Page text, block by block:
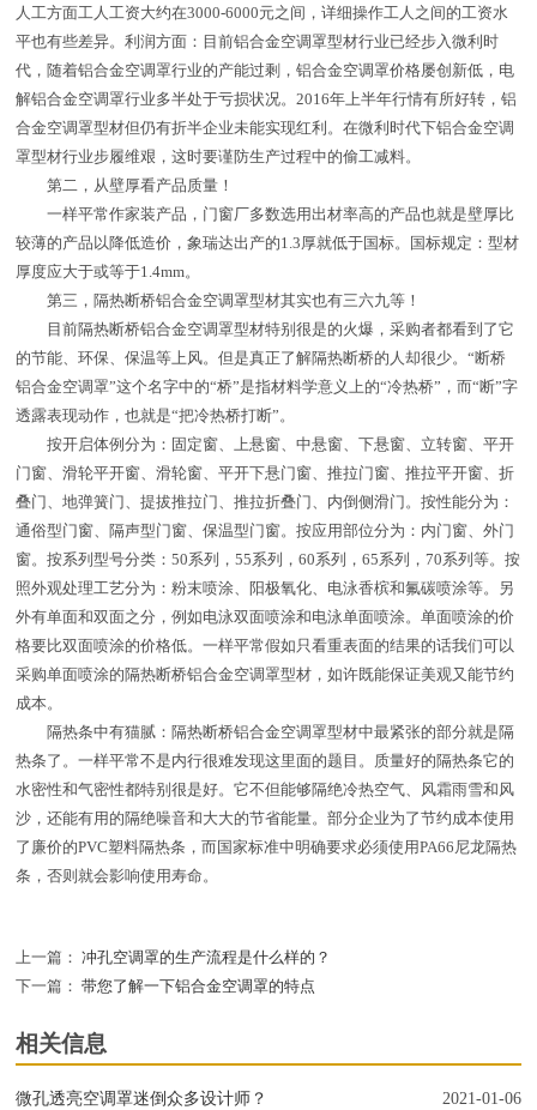
人工方面工人工资大约在3000-6000元之间，详细操作工人之间的工资水
平也有些差异。利润方面：目前铝合金空调罩型材行业已经步入微利时
代，随着铝合金空调罩行业的产能过剩，铝合金空调罩价格屡创新低，电
解铝合金空调罩行业多半处于亏损状况。2016年上半年行情有所好转，铝
合金空调罩型材但仍有折半企业未能实现红利。在微利时代下铝合金空调
罩型材行业步履维艰，这时要谨防生产过程中的偷工减料。
第二，从壁厚看产品质量！
一样平常作家装产品，门窗厂多数选用出材率高的产品也就是壁厚比
较薄的产品以降低造价，象瑞达出产的1.3厚就低于国标。国标规定：型材
厚度应大于或等于1.4mm。
第三，隔热断桥铝合金空调罩型材其实也有三六九等！
目前隔热断桥铝合金空调罩型材特别很是的火爆，采购者都看到了它
的节能、环保、保温等上风。但是真正了解隔热断桥的人却很少。“断桥
铝合金空调罩”这个名字中的“桥”是指材料学意义上的“冷热桥”，而“断”字
透露表现动作，也就是“把冷热桥打断”。
按开启体例分为：固定窗、上悬窗、中悬窗、下悬窗、立转窗、平开
门窗、滑轮平开窗、滑轮窗、平开下悬门窗、推拉门窗、推拉平开窗、折
叠门、地弹簧门、提拔推拉门、推拉折叠门、内倒侧滑门。按性能分为：
通俗型门窗、隔声型门窗、保温型门窗。按应用部位分为：内门窗、外门
窗。按系列型号分类：50系列，55系列，60系列，65系列，70系列等。按
照外观处理工艺分为：粉末喷涂、阳极氧化、电泳香槟和氟碳喷涂等。另
外有单面和双面之分，例如电泳双面喷涂和电泳单面喷涂。单面喷涂的价
格要比双面喷涂的价格低。一样平常假如只看重表面的结果的话我们可以
采购单面喷涂的隔热断桥铝合金空调罩型材，如许既能保证美观又能节约
成本。
隔热条中有猫腻：隔热断桥铝合金空调罩型材中最紧张的部分就是隔
热条了。一样平常不是内行很难发现这里面的题目。质量好的隔热条它的
水密性和气密性都特别很是好。它不但能够隔绝冷热空气、风霜雨雪和风
沙，还能有用的隔绝噪音和大大的节省能量。部分企业为了节约成本使用
了廉价的PVC塑料隔热条，而国家标准中明确要求必须使用PA66尼龙隔热
条，否则就会影响使用寿命。
上一篇： 冲孔空调罩的生产流程是什么样的？
下一篇： 带您了解一下铝合金空调罩的特点
相关信息
2021-01-06
微孔透亮空调罩迷倒众多设计师？